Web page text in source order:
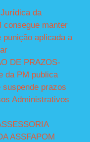
da
consegue manter
punição aplicada a
DE PRAZOS-
da PM publica
suspende prazos
Administrativos
ASSFAPOM